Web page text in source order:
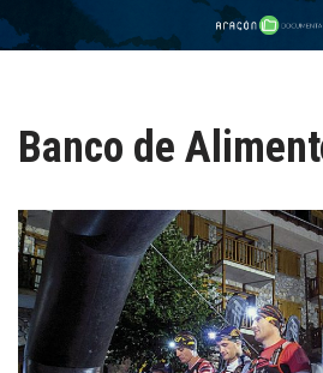
Banco de